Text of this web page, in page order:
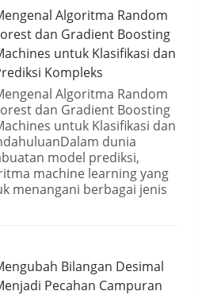
Algoritma Random
dan Gradient Boosting
untuk Klasifikasi dan
Kompleks
Algoritma Random
dan Gradient Boosting
untuk Klasifikasi dan
dunia
model prediksi,
machine learning yang
menangani berbagai jenis
Bilangan Desimal
Pecahan Campuran